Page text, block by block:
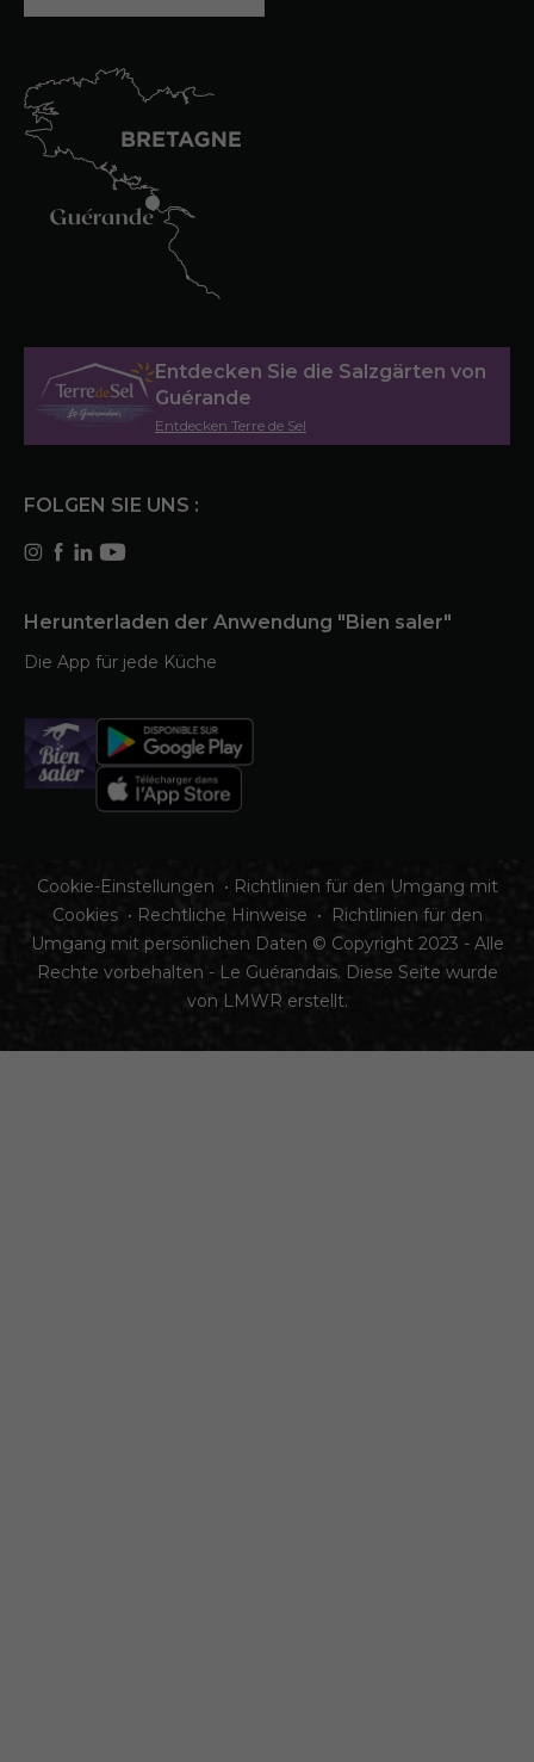
Entdecken Sie die Salzgärten von
Guérande
Entdecken Terre de Sel
FOLGEN SIE UNS :
Herunterladen der Anwendung "Bien saler"
Die App für jede Küche
Cookie-Einstellungen • Richtlinien für den Umgang mit
Cookies• Rechtliche Hinweise •
Richtlinien für den
Umgang mit persönlichen Daten © Copyright 2023 - Alle
Rechte vorbehalten - Le Guérandais. Diese Seite wurde
von LMWR erstellt.